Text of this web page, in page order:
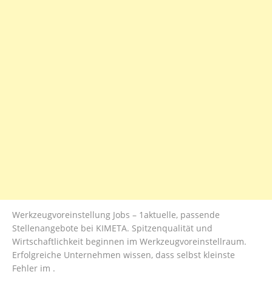
Werkzeugvoreinstellung Jobs – 1aktuelle, passende
Stellenangebote bei KIMETA. Spitzenqualität und
Wirtschaftlichkeit beginnen im Werkzeugvoreinstellraum.
Erfolgreiche Unternehmen wissen, dass selbst kleinste
Fehler im .